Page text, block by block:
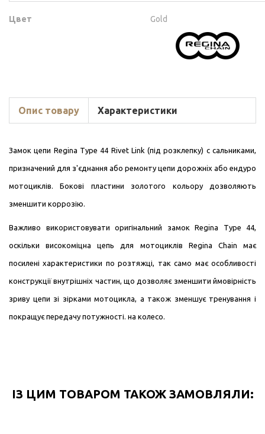
Цвет Gold
Опис товару Характеристики
Замок цепи Regina Type 44 Rivet Link (під розклепку) c сальниками,
призначений для з'єднання або ремонту цепи дорожнiх або ендуро
мотоциклів. Бокові пластини золотого кольору дозволяють
зменшити коррозію.
Важливо використовувати оригінальний замок Regina Type 44,
оскільки високоміцна цепь для мотоциклів Regina Chain має
посилені характеристики по розтяжці, так само має особливості
конструкції внутрішніх частин, що дозволяє зменшити ймовірність
зриву цепи зі зірками мотоцикла, а також зменшує тренування і
покращує передачу потужності. на колесо.
ІЗ ЦИМ ТОВАРОМ ТАКОЖ ЗАМОВЛЯЛИ: